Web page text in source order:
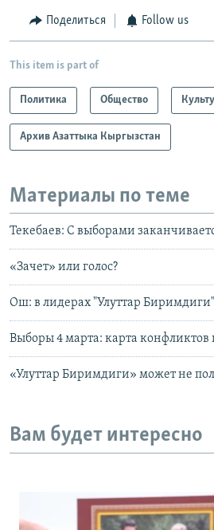
Поделиться Follow us
This item is part of
Политика Общество
Архив Азаттыка Кыргызстан
Материалы по теме
Текебаев: С выборами
«Зачет» или голос?
Ош: в лидерах "Улуттар Биримдиги"
Выборы 4 марта: карта конфликтов
«Улуттар Биримдиги» может не
Вам будет интересно